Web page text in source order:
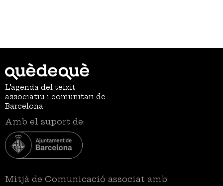
L’agenda del teixit
associatiu i comunitari de
Barcelona
Amb el suport de:
Mitjà de Comunicació associat amb: